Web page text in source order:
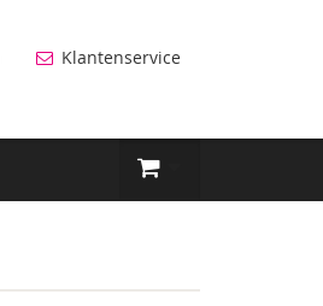
Klantenservice